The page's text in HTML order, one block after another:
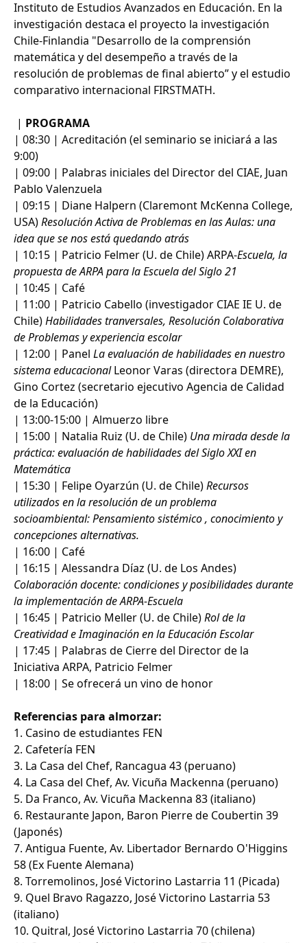
Instituto de Estudios Avanzados en Educación. En la
investigación destaca el proyecto la investigación
Chile-Finlandia "Desarrollo de la comprensión
matemática y del desempeño a través de la
resolución de problemas de final abierto” y el estudio
comparativo internacional FIRSTMATH.
| PROGRAMA
| 08:30 | Acreditación (el seminario se iniciará a las
9:00)
| 09:00 | Palabras iniciales del Director del CIAE, Juan
Pablo Valenzuela
| 09:15 | Diane Halpern (Claremont McKenna College,
USA)Resolución Activa de Problemas en las Aulas: una
idea que se nos está quedando atrás
| 10:15 | Patricio Felmer (U. de Chile) ARPA-Escuela, la
propuesta de ARPA para la Escuela del Siglo 21
| 10:45 | Café
| 11:00 | Patricio Cabello (investigador CIAE IE U. de
Chile)Habilidades tranversales, Resolución Colaborativa
de Problemas y experiencia escolar
| 12:00 | Panel La evaluación de habilidades en nuestro
sistema educacionalLeonor Varas (directora DEMRE),
Gino Cortez (secretario ejecutivo Agencia de Calidad
de la Educación)
| 13:00-15:00 | Almuerzo libre
| 15:00 | Natalia Ruiz (U. de Chile) Una mirada desde la
práctica: evaluación de habilidades del Siglo XXI en
Matemática
| 15:30 | Felipe Oyarzún (U. de Chile)Recursos
utilizados en la resolución de un problema
socioambiental: Pensamiento sistémico , conocimiento y
concepciones alternativas.
| 16:00 | Café
| 16:15 | Alessandra Díaz (U. de Los Andes)
Colaboración docente: condiciones y posibilidades durante
la implementación de ARPA-Escuela
| 16:45 | Patricio Meller (U. de Chile)Rol de la
Creatividad e Imaginación en la Educación Escolar
| 17:45 | Palabras de Cierre del Director de la
Iniciativa ARPA, Patricio Felmer
| 18:00 | Se ofrecerá un vino de honor
Referencias para almorzar:
1. Casino de estudiantes FEN
2. Cafetería FEN
3. La Casa del Chef, Rancagua 43 (peruano)
4. La Casa del Chef, Av. Vicuña Mackenna (peruano)
5. Da Franco, Av. Vicuña Mackenna 83 (italiano)
6. Restaurante Japon, Baron Pierre de Coubertin 39
(Japonés)
7. Antigua Fuente, Av. Libertador Bernardo O'Higgins
58 (Ex Fuente Alemana)
8. Torremolinos, José Victorino Lastarria 11 (Picada)
9. Quel Bravo Ragazzo, José Victorino Lastarria 53
(italiano)
10. Quitral, José Victorino Lastarria 70 (chilena)